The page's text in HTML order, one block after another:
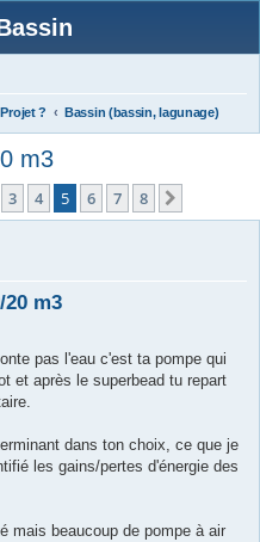
? Bassin (bassin, lagunage)
m3
3 4 5 6 7 8
m3
pas l'eau c'est ta pompe qui
et après le superbead tu repart
dans ton choix, ce que je
les gains/pertes d'énergie des
mais beaucoup de pompe à air